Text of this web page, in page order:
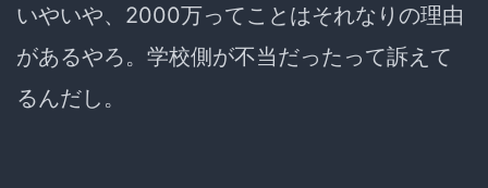
いやいや、2000万ってことはそれなりの理由
があるやろ。学校側が不当だったって訴えて
るんだし。